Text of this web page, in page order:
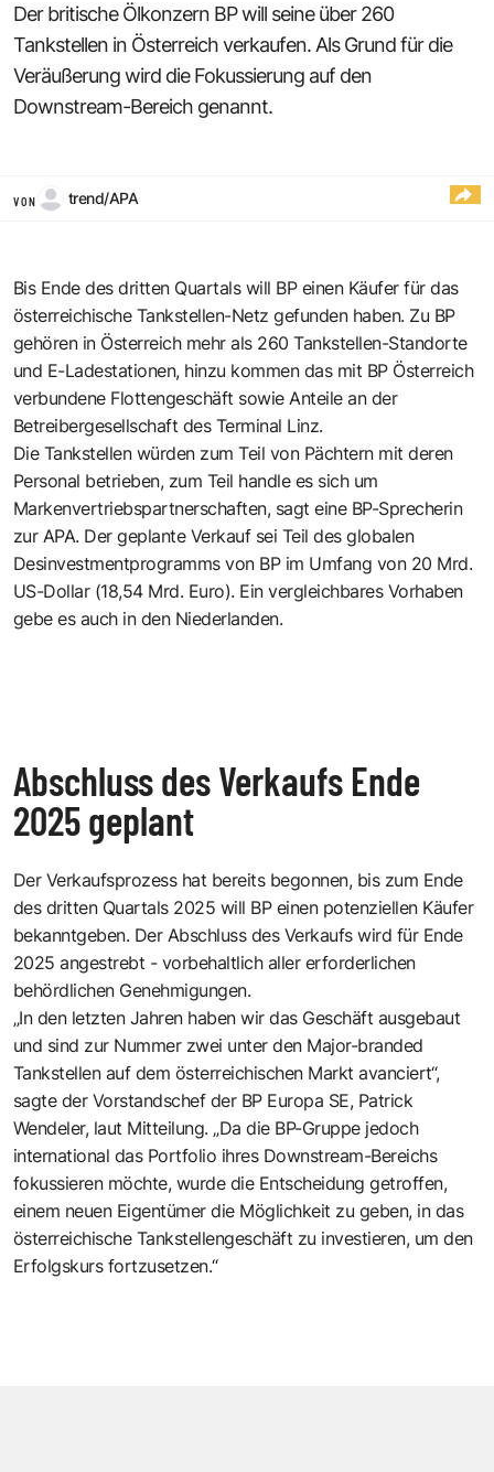
Der britische Ölkonzern BP will seine über 260
Tankstellen in Österreich verkaufen. Als Grund für die
Veräußerung wird die Fokussierung auf den
Downstream-Bereich genannt.
VON trend/APA
Bis Ende des dritten Quartals will BP einen Käufer für das
österreichische Tankstellen-Netz gefunden haben. Zu BP
gehören in Österreich mehr als 260 Tankstellen-Standorte
und E-Ladestationen, hinzu kommen das mit BP Österreich
verbundene Flottengeschäft sowie Anteile an der
Betreibergesellschaft des Terminal Linz.
Die Tankstellen würden zum Teil von Pächtern mit deren
Personal betrieben, zum Teil handle es sich um
Markenvertriebspartnerschaften, sagt eine BP-Sprecherin
zur APA. Der geplante Verkauf sei Teil des globalen
Desinvestmentprogramms von BP im Umfang von 20 Mrd.
US-Dollar (18,54 Mrd. Euro). Ein vergleichbares Vorhaben
gebe es auch in den Niederlanden.
Abschluss des Verkaufs Ende
2025 geplant
Der Verkaufsprozess hat bereits begonnen, bis zum Ende
des dritten Quartals 2025 will BP einen potenziellen Käufer
bekanntgeben. Der Abschluss des Verkaufs wird für Ende
2025 angestrebt - vorbehaltlich aller erforderlichen
behördlichen Genehmigungen.
„In den letzten Jahren haben wir das Geschäft ausgebaut
und sind zur Nummer zwei unter den Major-branded
Tankstellen auf dem österreichischen Markt avanciert“,
sagte der Vorstandschef der BP Europa SE, Patrick
Wendeler, laut Mitteilung. „Da die BP-Gruppe jedoch
international das Portfolio ihres Downstream-Bereichs
fokussieren möchte, wurde die Entscheidung getroffen,
einem neuen Eigentümer die Möglichkeit zu geben, in das
österreichische Tankstellengeschäft zu investieren, um den
Erfolgskurs fortzusetzen.“